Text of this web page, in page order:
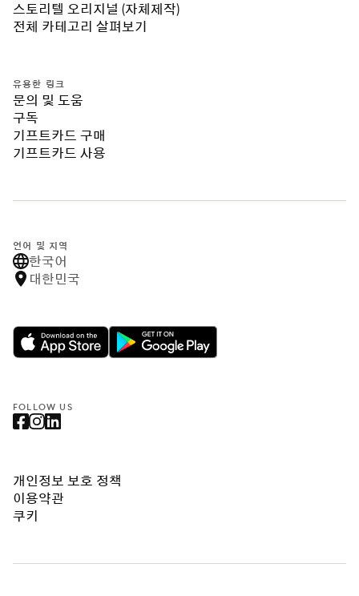
스토리텔 오리지널 (자체제작)
전체 카테고리 살펴보기
유용한 링크
문의 및 도움
구독
기프트카드 구매
기프트카드 사용
언어 및 지역
한국어
대한민국
FOLLOW US
개인정보 보호 정책
이용약관
쿠키